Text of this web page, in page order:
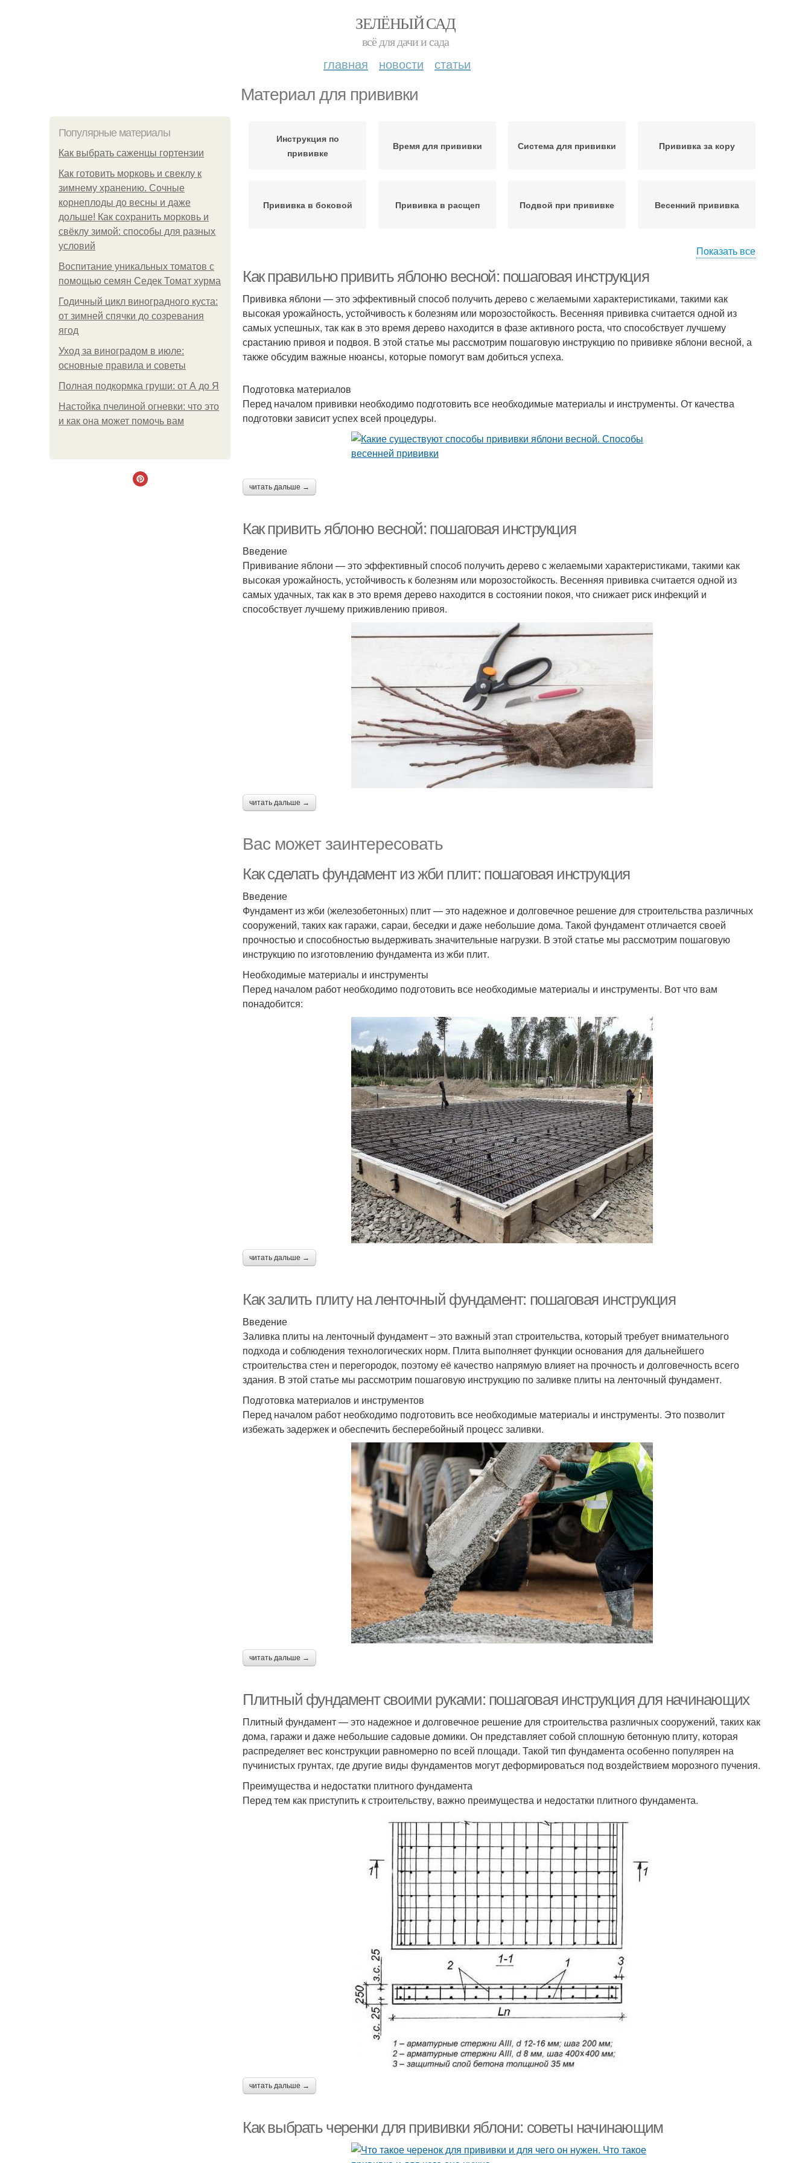
ЗЕЛЁНЫЙ САД
всё для дачи и сада
главная новости статьи
Материал для прививки
Популярные материалы
Как выбрать саженцы гортензии
Как готовить морковь и свеклу к
зимнему хранению. Сочные
корнеплоды до весны и даже
дольше! Как сохранить морковь и
свёклу зимой: способы для разных
условий
Воспитание уникальных томатов с
помощью семян Седек Томат хурма
Годичный цикл виноградного куста:
от зимней спячки до созревания
ягод
Уход за виноградом в июле:
основные правила и советы
Полная подкормка груши: от А до Я
Настойка пчелиной огневки: что это
и как она может помочь вам
Инструкция по
прививке
Время для прививки Система для прививки Прививка за кору
Прививка в боковой Прививка в расщеп Подвой при прививке Весенний прививка
материалы
прививки
Температура для
Новички при прививке
Показать все
Как правильно привить яблоню весной: пошаговая инструкция
Прививка яблони — это эффективный способ получить дерево с желаемыми характеристиками, такими как
высокая урожайность, устойчивость к болезням или морозостойкость. Весенняя прививка считается одной из
самых успешных, так как в это время дерево находится в фазе активного роста, что способствует лучшему
срастанию привоя и подвоя. В этой статье мы рассмотрим пошаговую инструкцию по прививке яблони весной, а
также обсудим важные нюансы, которые помогут вам добиться успеха.
Подготовка материалов
Перед началом прививки необходимо подготовить все необходимые материалы и инструменты. От качества
подготовки зависит успех всей процедуры.
читать дальше →
Как привить яблоню весной: пошаговая инструкция
Введение
Прививание яблони — это эффективный способ получить дерево с желаемыми характеристиками, такими как
высокая урожайность, устойчивость к болезням или морозостойкость. Весенняя прививка считается одной из
самых удачных, так как в это время дерево находится в состоянии покоя, что снижает риск инфекций и
способствует лучшему приживлению привоя.
читать дальше →
Вас может заинтересовать
Как сделать фундамент из жби плит: пошаговая инструкция
Введение
Фундамент из жби (железобетонных) плит — это надежное и долговечное решение для строительства различных
сооружений, таких как гаражи, сараи, беседки и даже небольшие дома. Такой фундамент отличается своей
прочностью и способностью выдерживать значительные нагрузки. В этой статье мы рассмотрим пошаговую
инструкцию по изготовлению фундамента из жби плит.
Необходимые материалы и инструменты
Перед началом работ необходимо подготовить все необходимые материалы и инструменты. Вот что вам
понадобится:
читать дальше →
Как залить плиту на ленточный фундамент: пошаговая инструкция
Введение
Заливка плиты на ленточный фундамент – это важный этап строительства, который требует внимательного
подхода и соблюдения технологических норм. Плита выполняет функции основания для дальнейшего
строительства стен и перегородок, поэтому её качество напрямую влияет на прочность и долговечность всего
здания. В этой статье мы рассмотрим пошаговую инструкцию по заливке плиты на ленточный фундамент.
Подготовка материалов и инструментов
Перед началом работ необходимо подготовить все необходимые материалы и инструменты. Это позволит
избежать задержек и обеспечить бесперебойный процесс заливки.
читать дальше →
Плитный фундамент своими руками: пошаговая инструкция для начинающих
Плитный фундамент — это надежное и долговечное решение для строительства различных сооружений, таких как
дома, гаражи и даже небольшие садовые домики. Он представляет собой сплошную бетонную плиту, которая
распределяет вес конструкции равномерно по всей площади. Такой тип фундамента особенно популярен на
пучинистых грунтах, где другие виды фундаментов могут деформироваться под воздействием морозного пучения.
Преимущества и недостатки плитного фундамента
Перед тем как приступить к строительству, важно преимущества и недостатки плитного фундамента.
читать дальше →
Как выбрать черенки для прививки яблони: советы начинающим